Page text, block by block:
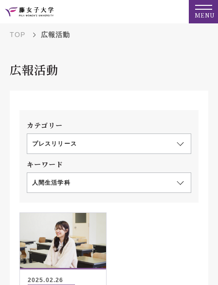
MENU
TOP 広報活動
広報活動
カテゴリー
プレスリリース
キーワード
人間生活学科
2025.02.26